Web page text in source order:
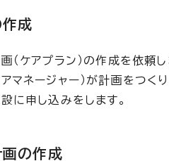
成
ケアプラン）の作成を依頼し
ネージャー）が計画をつくり
に申し込みをします。
の作成